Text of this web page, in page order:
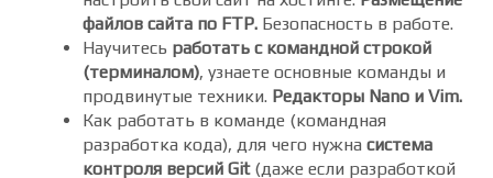
Далее узнаете как работать с файлами поFTP
SSH(протоколы передачи данных). Как
настроить свой сайт на хостинге. Размещение
файлов сайта по FTP. Безопасность в работе.
Научитесь работать с командной строкой
(терминалом) , узнаете основные команды и
продвинутые техники. Редакторы Nano и Vim.